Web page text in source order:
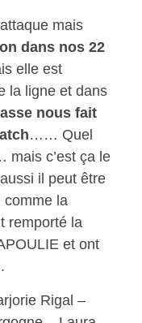
mais
dans nos 22
elle est
la ligne et dans
nous fait
…… Quel
c’est ça le
il peut être
la
remporté la
et ont
Rigal –